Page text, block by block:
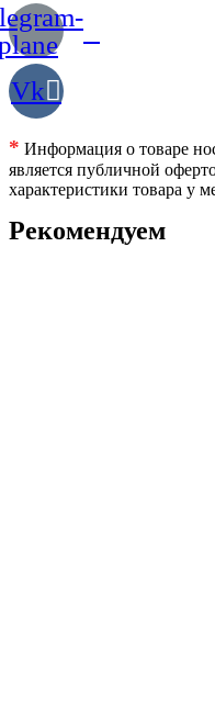
Vk
* Информация о товаре
является публичной
характеристики товара у
Рекомендуем